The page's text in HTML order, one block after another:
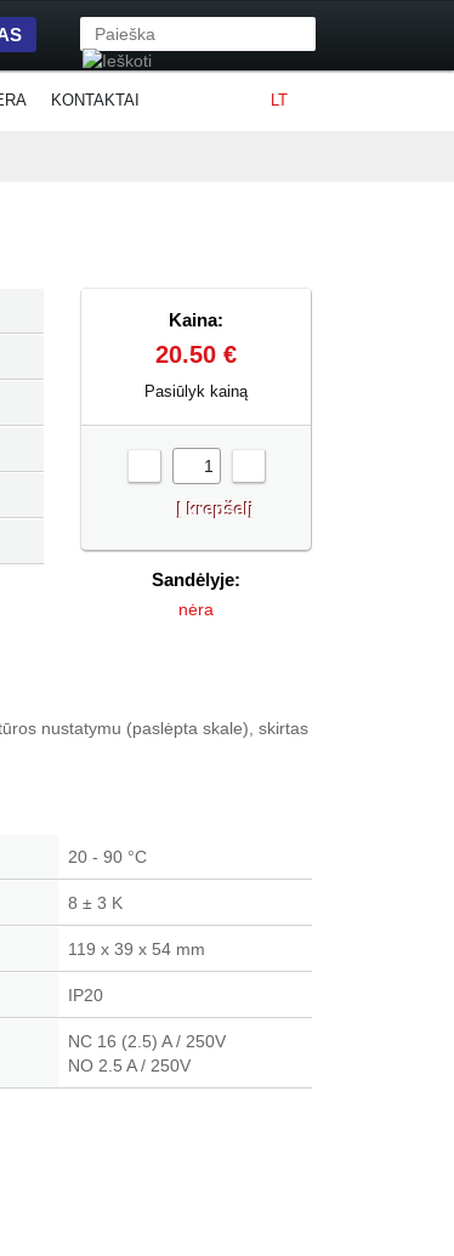
LT
KONTAKTAI
Kaina:
20.50 €
Pasiūlyk kainą
Sandėlyje:
nėra
nustatymu (paslėpta skale), skirtas
20 - 90 °C
8 ± 3 K
119 x 39 x 54 mm
IP20
NC 16 (2.5) A / 250V
NO 2.5 A / 250V